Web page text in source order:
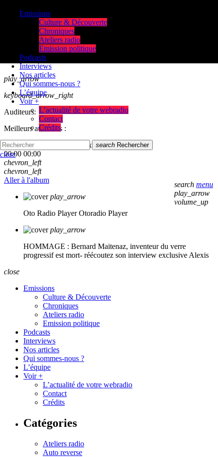
play_arrow
keyboard_arrow_right
Auditeurs:
Meilleurs auditeurs :
skip_previous
skip_next
00:00 00:00
chevron_left
chevron_left
Aller à l'album
play_arrow
Oto Radio Player Otoradio Player
play_arrow
HOMMAGE : Bernard Maitenaz, inventeur du verre
progressif est mort- réécoutez son interview exclusive Alexis
Emissions
Culture & Découverte
Chroniques
Ateliers radio
Emission politique
Podcasts
Interviews
Nos articles
Qui sommes-nous ?
L’équipe
Voir +
L’actualité de votre webradio
Contact
Crédits
search menu
play_arrow
volume_up
search Rechercher
close
close
Emissions
Culture & Découverte
Chroniques
Ateliers radio
Emission politique
Podcasts
Interviews
Nos articles
Qui sommes-nous ?
L’équipe
Voir +
L’actualité de votre webradio
Contact
Crédits
Catégories
Ateliers radio
Auto reverse